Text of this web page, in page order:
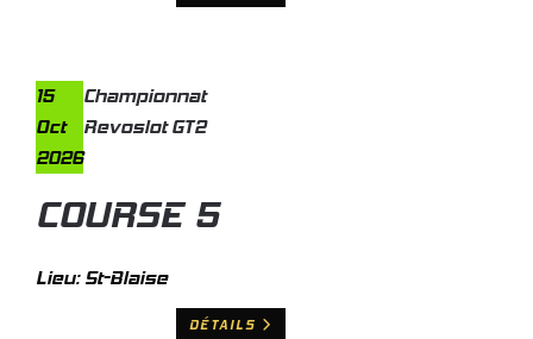
15
Oct
2026
Championnat
Revoslot GT2
COURSE 5
Lieu:St-Blaise
DÉTAILS